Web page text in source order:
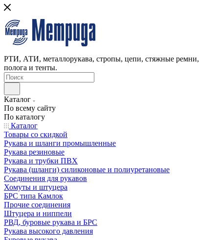
РТИ, АТИ, металлорукава, стропы, цепи, стяжные ремни,
полога и тенты.
Каталог
По всему сайту
По каталогу
Каталог
Товары со скидкой
Рукава и шланги промышленные
Рукава резиновые
Рукава и трубки ПВХ
Рукава (шланги) силиконовые и полиуретановые
Соединения для рукавов
Хомуты и штуцера
БРС типа Камлок
Прочие соединения
Штуцера и ниппели
РВД, буровые рукава и БРС
Рукава высокого давления